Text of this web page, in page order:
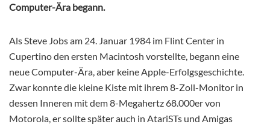
Computer-Ära begann.
Als Steve Jobs am 24. Januar 1984 im Flint Center in
Cupertino den ersten Macintosh vorstellte, begann eine
neue Computer-Ära, aber keine Apple-Erfolgsgeschichte.
Zwar konnte die kleine Kiste mit ihrem 8-Zoll-Monitor in
dessen Inneren mit dem 8-Megahertz 68.000er von
Motorola, er sollte später auch in AtariSTs und Amigas